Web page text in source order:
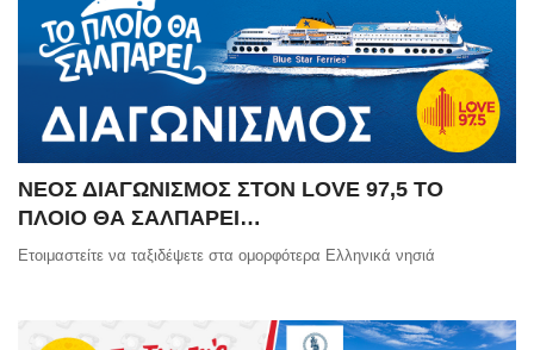
ΝΕΟΣ ΔΙΑΓΩΝΙΣΜΟΣ ΣΤΟΝ LOVE 97,5 ΤΟ
ΠΛΟΙΟ ΘΑ ΣΑΛΠΑΡΕΙ…
Ετοιμαστείτε να ταξιδέψετε στα ομορφότερα Ελληνικά νησιά